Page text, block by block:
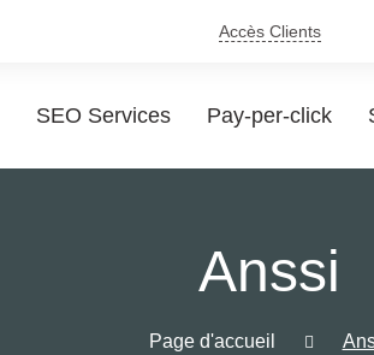
Accès Clients
SEO Services Pay-per-click
Anssi
Page d'accueil